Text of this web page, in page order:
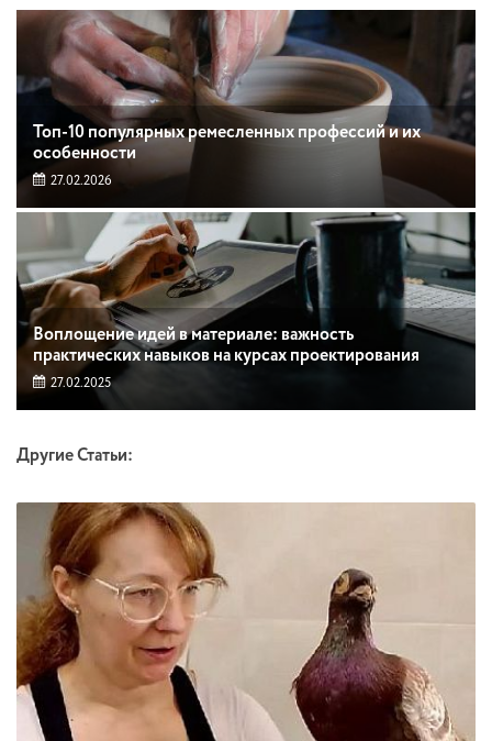
Топ-10 популярных ремесленных профессий и их
особенности
27.02.2026
Воплощение идей в материале: важность
практических навыков на курсах проектирования
27.02.2025
Другие Статьи: